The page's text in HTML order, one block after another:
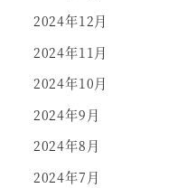
2024年12月
2024年11月
2024年10月
2024年9月
2024年8月
2024年7月